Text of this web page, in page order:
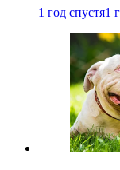
1 год спустя1